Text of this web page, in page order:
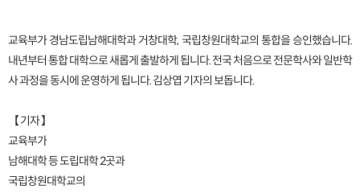
교육부가 경남도립남해대학과 거창대학, 국립창원대학교의 통합을 승인했습니다.
내년부터 통합 대학으로 새롭게 출발하게 됩니다. 전국 처음으로 전문학사와 일반학
사 과정을 동시에 운영하게 됩니다. 김상엽 기자의 보돕니다.
【 기자 】
교육부가
남해대학 등 도립대학 2곳과
국립창원대학교의